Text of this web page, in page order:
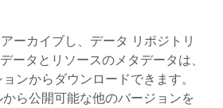
ーカイブし、データ リポジトリ
ータとリソースのメタデータは、
ンからダウンロードできます。
ら公開可能な他のバージョンを